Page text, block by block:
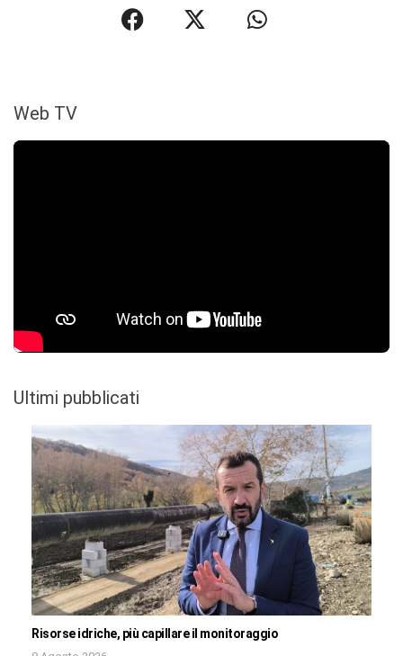
Web TV
Ultimi pubblicati
Risorse idriche, più capillare il monitoraggio